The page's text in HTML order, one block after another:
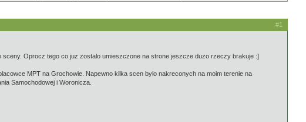
#1
Oprocz tego co juz zostalo umieszczone na strone jeszcze duzo rzeczy brakuje :]
MPT na Grochowie. Napewno kilka scen bylo nakreconych na moim terenie na
Samochodowej i Woronicza.